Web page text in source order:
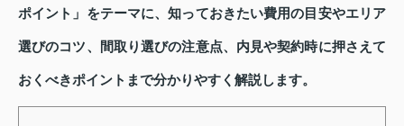
ポイント」をテーマに、知っておきたい費用の目安やエリア
選びのコツ、間取り選びの注意点、内見や契約時に押さえて
おくべきポイントまで分かりやすく解説します。